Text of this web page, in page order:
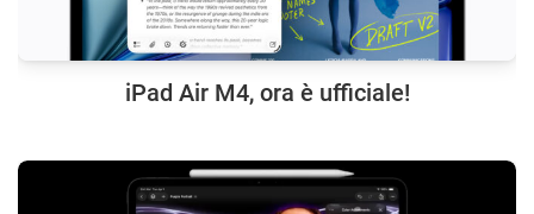
iPad Air M4, ora è ufficiale!